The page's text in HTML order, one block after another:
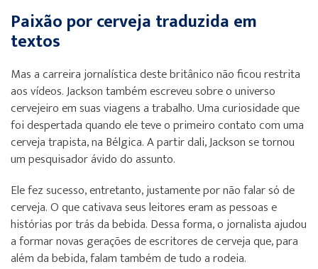
Paixão por cerveja traduzida em
textos
Mas a carreira jornalística deste britânico não ficou restrita
aos vídeos. Jackson também escreveu sobre o universo
cervejeiro em suas viagens a trabalho. Uma curiosidade que
foi despertada quando ele teve o primeiro contato com uma
cerveja trapista, na Bélgica. A partir dali, Jackson se tornou
um pesquisador ávido do assunto.
Ele fez sucesso, entretanto, justamente por não falar só de
cerveja. O que cativava seus leitores eram as pessoas e
histórias por trás da bebida. Dessa forma, o jornalista ajudou
a formar novas gerações de escritores de cerveja que, para
além da bebida, falam também de tudo a rodeia.